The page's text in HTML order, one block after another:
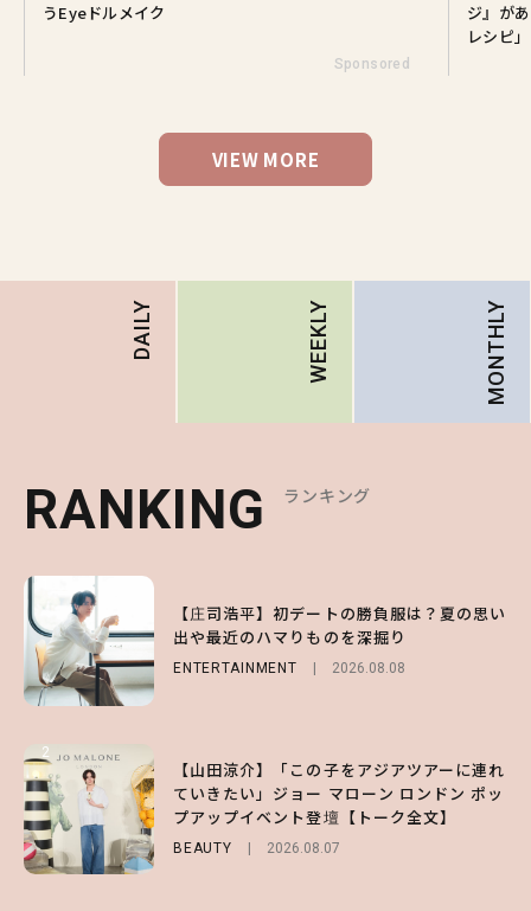
うEyeドルメイク
Sponsored
ジ』が
レシピ」
VIEW MORE
DAILY WEEKLY MONTHLY
RANKING ランキング
【庄司浩平】初デートの勝負服は？夏の思い
出や最近のハマりものを深掘り
ENTERTAINMENT 2026.08.08
2
【山田涼介】「この子をアジアツアーに連れ
ていきたい」ジョー マローン ロンドン ポッ
プアップイベント登壇【トーク全文】
BEAUTY 2026.08.07
RANKING ランキング
【大原優乃】夏メイクはプレイフルに！ドキ
ッとしちゃう色っぽ“うるみ目”のつくり方
BEAUTY 2026.08.01
2
【森香澄】理想のスタイルはどう作る？体型
キープの秘訣や夏の過ごし方など独占インタ
ビュー！
ENTERTAINMENT 2026.07.31
RANKING ランキング
【SNIDEL】長濱ねるとロマンティックトラ
ッドな秋はじめ｜2026秋の新作コーデ4選
FASHION Sponsored 2026.07.10
2
【付録】総柄ハローキティが可愛すぎ♡ 紀
ノ国屋コラボの“優秀保冷バッグ”は夏の強
い味方！【オトナミューズ9月号増刊】
FUROKU 2026.07.12